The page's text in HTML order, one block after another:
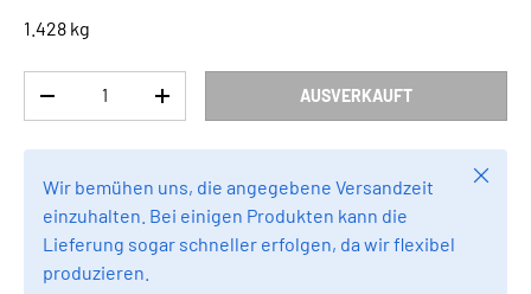
1.428 kg
MENGE VERRINGERNMENGE ERHÖHEN AUSVERKAUFT
Wir bemühen uns, die angegebene Versandzeit
einzuhalten. Bei einigen Produkten kann die
Lieferung sogar schneller erfolgen, da wir flexibel
produzieren.